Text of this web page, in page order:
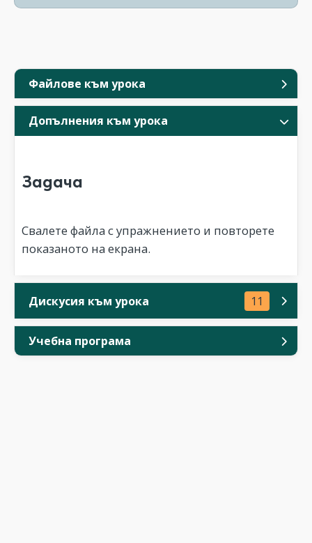
Файлове към урока
Допълнения към урока
Задача
Свалете файла с упражнението и повторете
показаното на екрана.
Дискусия към урока 11
Учебна програма